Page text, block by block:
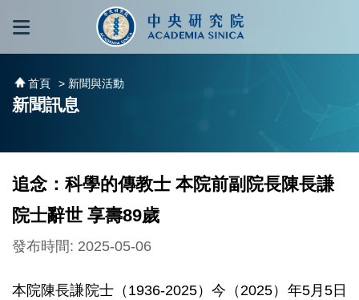
跳到主要內容區塊
首頁 > 新聞與活動
新聞訊息
追念：科學的傳教士 本院前副院長陳長謙
院士辭世 享壽89歲
發布時間: 2025-05-06
本院陳長謙院士（1936-2025）今（2025）年5月5日